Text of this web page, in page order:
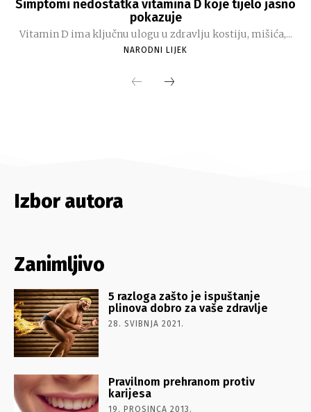
Izbor autora
Zanimljivo
5 razloga zašto je ispuštanje
plinova dobro za vaše zdravlje
28. SVIBNJA 2021.
Pravilnom prehranom protiv
karijesa
19. PROSINCA 2013.